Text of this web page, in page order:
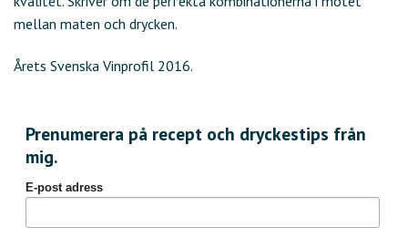
mellan maten och drycken.
Årets Svenska Vinprofil 2016.
Prenumerera på recept och dryckestips från
mig.
E-post adress